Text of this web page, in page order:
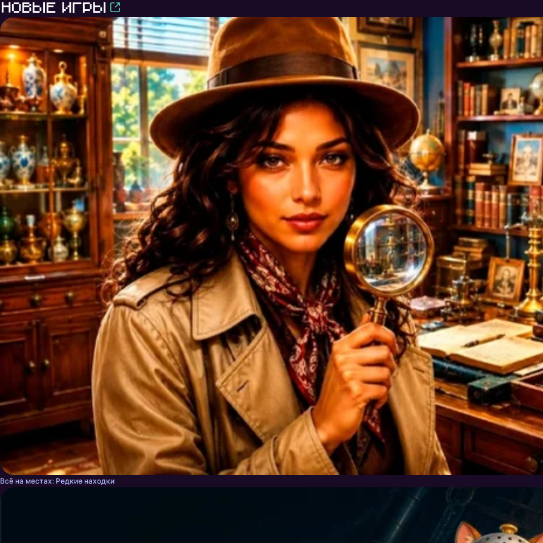
Новые игры
Всё на местах: Редкие находки